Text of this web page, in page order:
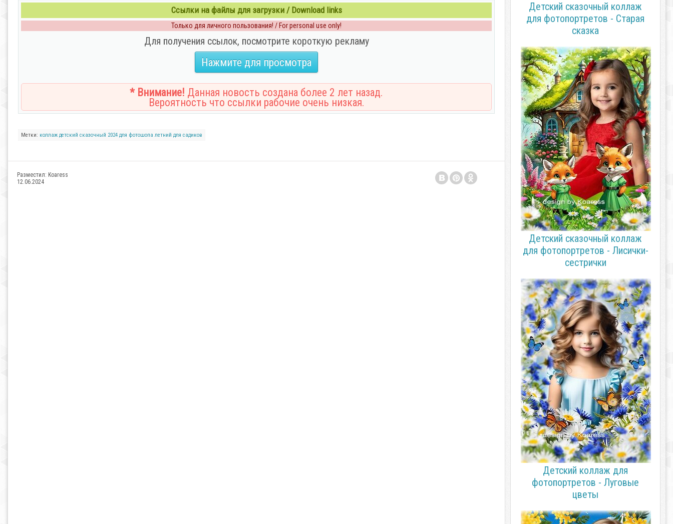
Ссылки на файлы для загрузки / Download links
Только для личного пользования! / For personal use only!
Для получения ссылок, посмотрите короткую рекламу
Нажмите для просмотра
* Внимание! Данная новость создана более 2 лет назад.
Вероятность что ссылки рабочие очень низкая.
Метки: коллаж детский сказочный 2024 для фотошопа летний для садиков
Разместил: Koaress
12.06.2024
Детский сказочный коллаж
для фотопортретов - Старая
сказка
Детский сказочный коллаж
для фотопортретов - Лисички-
сестрички
Детский коллаж для
фотопортретов - Луговые
цветы